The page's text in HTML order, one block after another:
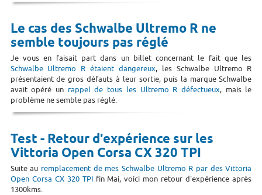
Le cas des Schwalbe Ultremo R ne
semble toujours pas réglé
Je vous en faisait part dans un billet concernant le fait que les
Schwalbe Ultremo R étaient dangereux, les Schwalbe Ultremo R
présentaient de gros défauts à leur sortie, puis la marque Schwalbe
avait opéré un rappel de tous les Ultremo R défectueux, mais le
problème ne semble pas réglé.
Test - Retour d'expérience sur les
Vittoria Open Corsa CX 320 TPI
Suite au remplacement de mes Schwalbe Ultremo R par des Vittoria
Open Corsa CX 320 TPIfin Mai, voici mon retour d'expérience après
1300kms.